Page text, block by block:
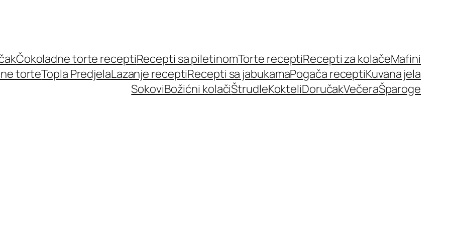
Čokoladne torte receptiRecepti sa piletinomTorte receptiRecepti za kolačeMafini
torteTopla PredjelaLazanje receptiRecepti sa jabukamaPogača receptiKuvana jela
SokoviBožićni kolačiŠtrudleKokteliDoručakVečeraŠparoge